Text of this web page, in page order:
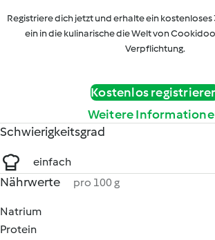
Registriere dich jetzt und erhalte ein kostenloses
ein in die kulinarische die Welt von
Verpflichtung.
Kostenlos
Weitere
Schwierigkeitsgrad
einfach
Nährwerte pro 100 g
Natrium
Protein